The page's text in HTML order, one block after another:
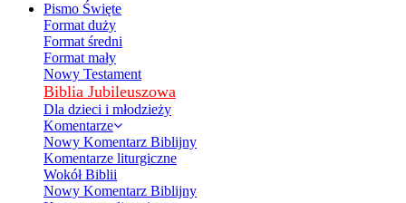
Pismo Święte
Format duży
Format średni
Format mały
Nowy Testament
Biblia Jubileuszowa
Dla dzieci i młodzieży
Komentarze
Nowy Komentarz Biblijny
Komentarze liturgiczne
Wokół Biblii
Nowy Komentarz Biblijny